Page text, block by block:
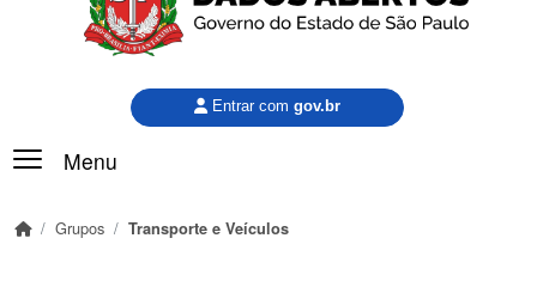
Menu
Entrar com gov.br
Grupos Transporte e Veículos